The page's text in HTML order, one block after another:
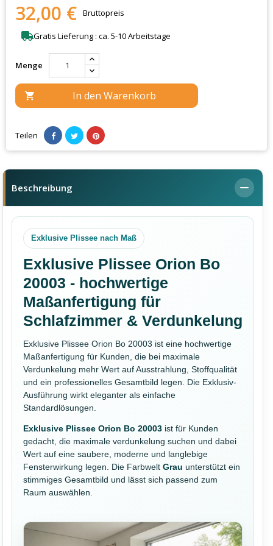
32,00 € Bruttopreis
Gratis Lieferung : ca. 5-10 Arbeitstage
Menge
 In den Warenkorb
Teilen
Beschreibung
Exklusive Plissee nach Maß
Exklusive Plissee Orion Bo
20003 - hochwertige
Maßanfertigung für
Schlafzimmer & Verdunkelung
Exklusive Plissee Orion Bo 20003 ist eine hochwertige
Maßanfertigung für Kunden, die bei maximale
Verdunkelung mehr Wert auf Ausstrahlung, Stoffqualität
und ein professionelles Gesamtbild legen. Die Exklusiv-
Ausführung wirkt eleganter als einfache
Standardlösungen.
Exklusive Plissee Orion Bo 20003 ist für Kunden
gedacht, die maximale verdunkelung suchen und dabei
Wert auf eine saubere, moderne und langlebige
Fensterwirkung legen. Die Farbwelt Grau unterstützt ein
stimmiges Gesamtbild und lässt sich passend zum
Raum auswählen.